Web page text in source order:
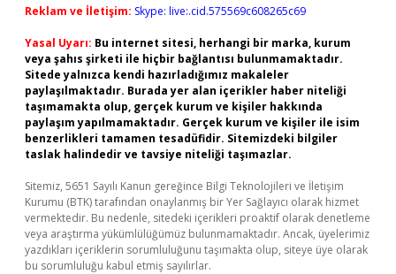
Reklam ve İletişim: Skype: live:.cid.575569c608265c69
Yasal Uyarı: Bu internet sitesi, herhangi bir marka, kurum
veya şahıs şirketi ile hiçbir bağlantısı bulunmamaktadır.
Sitede yalnızca kendi hazırladığımız makaleler
paylaşılmaktadır. Burada yer alan içerikler haber niteliği
taşımamakta olup, gerçek kurum ve kişiler hakkında
paylaşım yapılmamaktadır. Gerçek kurum ve kişiler ile isim
benzerlikleri tamamen tesadüfidir. Sitemizdeki bilgiler
taslak halindedir ve tavsiye niteliği taşımazlar.
Sitemiz, 5651 Sayılı Kanun gereğince Bilgi Teknolojileri ve İletişim
Kurumu (BTK) tarafından onaylanmış bir Yer Sağlayıcı olarak hizmet
vermektedir. Bu nedenle, sitedeki içerikleri proaktif olarak denetleme
veya araştırma yükümlülüğümüz bulunmamaktadır. Ancak, üyelerimiz
yazdıkları içeriklerin sorumluluğunu taşımakta olup, siteye üye olarak
bu sorumluluğu kabul etmiş sayılırlar.